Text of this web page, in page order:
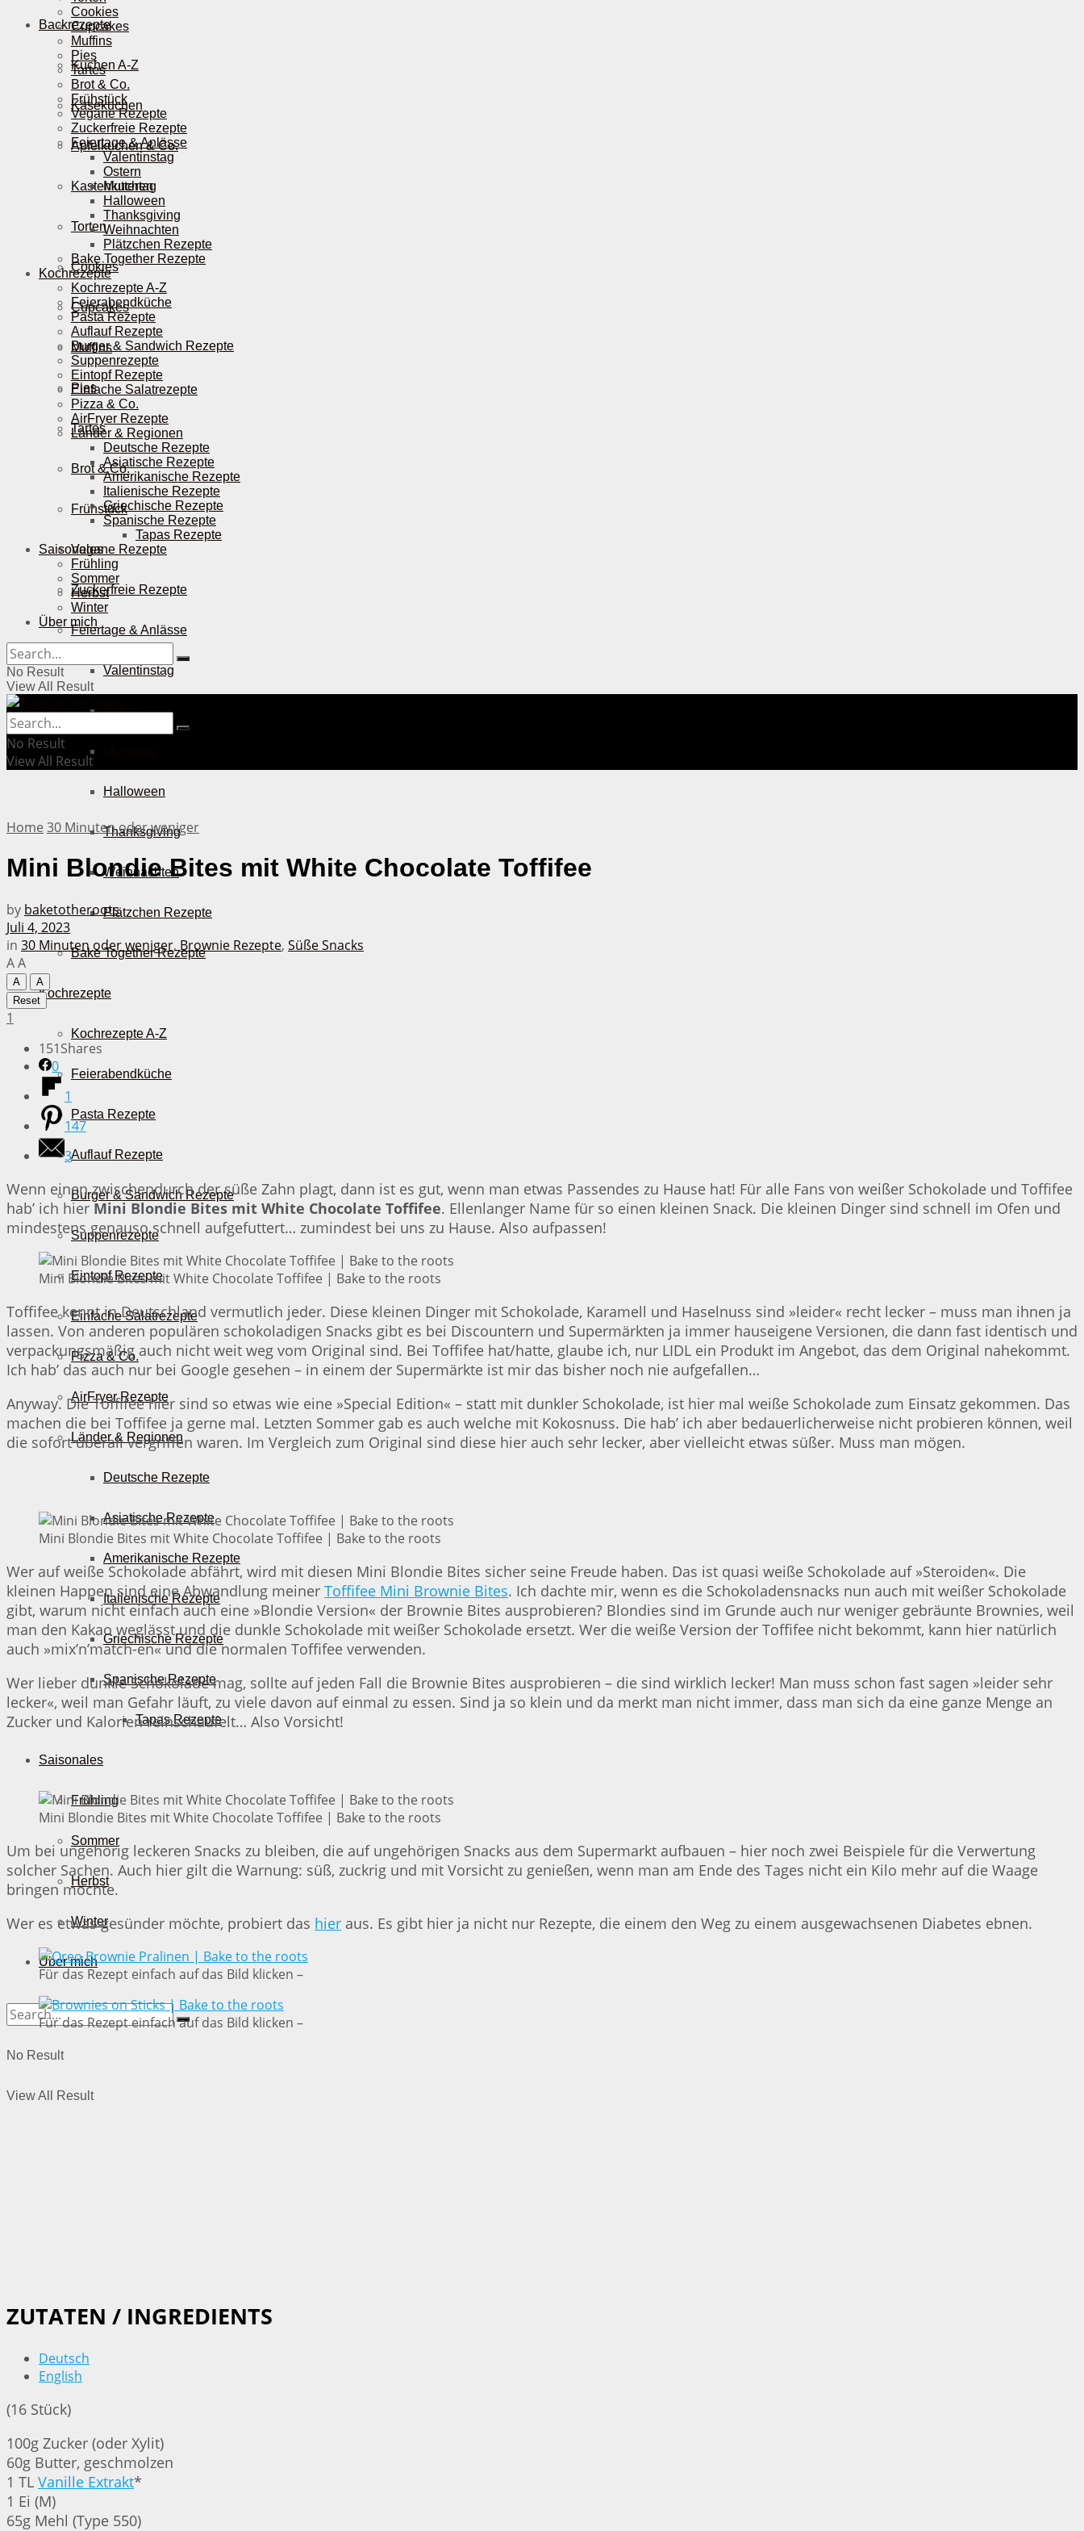
Backrezepte
Kuchen A-Z
Käsekuchen
Apfelkuchen & Co.
Kastenkuchen
Torten
Cookies
Cupcakes
Muffins
Pies
Tartes
Brot & Co.
Frühstück
Vegane Rezepte
Zuckerfreie Rezepte
Feiertage & Anlässe
Valentinstag
Ostern
Halloween
Thanksgiving
Weihnachten
Plätzchen Rezepte
Bake Together Rezepte
Kochrezepte
Kochrezepte A-Z
Feierabendküche
Pasta Rezepte
Auflauf Rezepte
Burger & Sandwich Rezepte
Suppenrezepte
Eintopf Rezepte
Einfache Salatrezepte
Pizza & Co.
AirFryer Rezepte
Länder & Regionen
Deutsche Rezepte
Asiatische Rezepte
Amerikanische Rezepte
Italienische Rezepte
Griechische Rezepte
Spanische Rezepte
Tapas Rezepte
Saisonales
Frühling
Sommer
Herbst
Winter
Über mich
No Result
View All Result
Cookies
Cupcakes
Muffins
Pies
Tartes
Brot & Co.
Frühstück
Vegane Rezepte
Zuckerfreie Rezepte
Feiertage & Anlässe
Valentinstag
Ostern
Muttertag
Halloween
Thanksgiving
Weihnachten
Plätzchen Rezepte
Bake Together Rezepte
Kochrezepte
Kochrezepte A-Z
Feierabendküche
Pasta Rezepte
Auflauf Rezepte
Burger & Sandwich Rezepte
Suppenrezepte
Eintopf Rezepte
Einfache Salatrezepte
Pizza & Co.
AirFryer Rezepte
Länder & Regionen
Deutsche Rezepte
Asiatische Rezepte
Amerikanische Rezepte
Italienische Rezepte
Griechische Rezepte
Spanische Rezepte
Tapas Rezepte
Saisonales
Frühling
Sommer
Herbst
Winter
Über mich
No Result
View All Result
No Result
View All Result
Home 30 Minuten oder weniger
Mini Blondie Bites mit White Chocolate Toffifee
by baketotheroots
Juli 4, 2023
in 30 Minuten oder weniger, Brownie Rezepte, Süße Snacks
AA
A
A
Reset
1
151Shares
0
1
147
3
Wenn einen zwischendurch der süße Zahn plagt, dann ist es gut, wenn man etwas Passendes zu Hause hat! Für alle Fans von weißer Schokolade und Toffifee
hab’ ich hierMini Blondie Bites mit White Chocolate Toffifee. Ellenlanger Name für so einen kleinen Snack. Die kleinen Dinger sind schnell im Ofen und
mindestens genauso schnell aufgefuttert… zumindest bei uns zu Hause. Also aufpassen!
Mini Blondie Bites mit White Chocolate Toffifee | Bake to the roots
Toffifee kennt in Deutschland vermutlich jeder. Diese kleinen Dinger mit Schokolade, Karamell und Haselnuss sind »leider« recht lecker – muss man ihnen ja
lassen. Von anderen populären schokoladigen Snacks gibt es bei Discountern und Supermärkten ja immer hauseigene Versionen, die dann fast identisch und
verpackungsmäßig auch nicht weit weg vom Original sind. Bei Toffifee hat/hatte, glaube ich, nur LIDL ein Produkt im Angebot, das dem Original nahekommt.
Ich hab’ das auch nur bei Google gesehen – in einem der Supermärkte ist mir das bisher noch nie aufgefallen…
Anyway. Die Toffifee hier sind so etwas wie eine »Special Edition« – statt mit dunkler Schokolade, ist hier mal weiße Schokolade zum Einsatz gekommen. Das
machen die bei Toffifee ja gerne mal. Letzten Sommer gab es auch welche mit Kokosnuss. Die hab’ ich aber bedauerlicherweise nicht probieren können, weil
die sofort überall vergriffen waren. Im Vergleich zum Original sind diese hier auch sehr lecker, aber vielleicht etwas süßer. Muss man mögen.
Mini Blondie Bites mit White Chocolate Toffifee | Bake to the roots
Wer auf weiße Schokolade abfährt, wird mit diesen Mini Blondie Bites sicher seine Freude haben. Das ist quasi weiße Schokolade auf »Steroiden«. Die
kleinen Happen sind eine Abwandlung meiner Toffifee Mini Brownie Bites. Ich dachte mir, wenn es die Schokoladensnacks nun auch mit weißer Schokolade
gibt, warum nicht einfach auch eine »Blondie Version« der Brownie Bites ausprobieren? Blondies sind im Grunde auch nur weniger gebräunte Brownies, weil
man den Kakao weglässt und die dunkle Schokolade mit weißer Schokolade ersetzt. Wer die weiße Version der Toffifee nicht bekommt, kann hier natürlich
auch »mix’n’match-en« und die normalen Toffifee verwenden.
Wer lieber dunkle Schokolade mag, sollte auf jeden Fall die Brownie Bites ausprobieren – die sind wirklich lecker! Man muss schon fast sagen »leider sehr
lecker«, weil man Gefahr läuft, zu viele davon auf einmal zu essen. Sind ja so klein und da merkt man nicht immer, dass man sich da eine ganze Menge an
Zucker und Kalorien reinschaufelt… Also Vorsicht!
Mini Blondie Bites mit White Chocolate Toffifee | Bake to the roots
Um bei ungehörig leckeren Snacks zu bleiben, die auf ungehörigen Snacks aus dem Supermarkt aufbauen – hier noch zwei Beispiele für die Verwertung
solcher Sachen. Auch hier gilt die Warnung: süß, zuckrig und mit Vorsicht zu genießen, wenn man am Ende des Tages nicht ein Kilo mehr auf die Waage
bringen möchte.
Wer es etwas gesünder möchte, probiert das hier aus. Es gibt hier ja nicht nur Rezepte, die einem den Weg zu einem ausgewachsenen Diabetes ebnen.
Für das Rezept einfach auf das Bild klicken –
Für das Rezept einfach auf das Bild klicken –
ZUTATEN / INGREDIENTS
Deutsch
English
(16 Stück)
100g Zucker (oder Xylit)
60g Butter, geschmolzen
1 TL Vanille Extrakt*
1 Ei (M)
65g Mehl (Type 550)